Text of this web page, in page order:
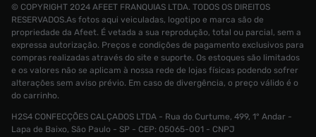
© COPYRIGHT 2024 AFEET FRANQUIAS LTDA. TODOS OS DIREITOS
RESERVADOS.As fotos aqui veiculadas, logotipo e marca são de
propriedade da Afeet. É vetada a sua reprodução, total ou parcial, sem a
expressa autorização. Preços e condições de pagamento exclusivos para
compras realizadas através do site e suporte. Os estoques são limitados
e os valores não se aplicam à nossa rede de lojas físicas podendo sofrer
alterações sem aviso prévio. Em caso de divergência, o preço válido é o
do carrinho.
H2S4 CONFECÇÕES CALÇADOS LTDA - Rua do Curtume, 499, 1° Andar -
Lapa de Baixo, São Paulo - SP - CEP: 05065-001 - CNPJ